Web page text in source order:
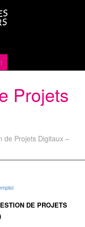
Projets
de Projets Digitaux –
DE PROJETS